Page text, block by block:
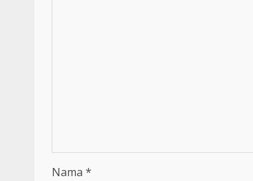
Nama *